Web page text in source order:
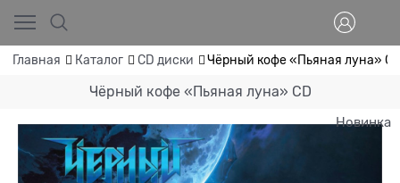
Главная Каталог CD диски Чёрный кофе «Пьяная луна»
Чёрный кофе «Пьяная луна» CD
Новинка